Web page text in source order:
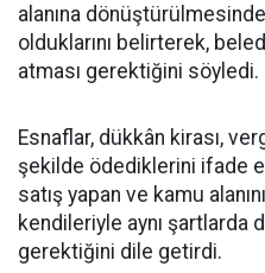
alanına
olduklarını belirterek,
atması gerektiğini söyledi.
Esnaflar, dükkân kirası,
şekilde ödediklerini ifade
satış yapan ve kamu
kendileriyle aynı şartlarda
gerektiğini dile getirdi.